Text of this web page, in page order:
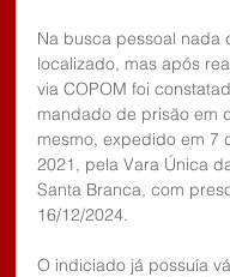
Na busca pessoal nada
localizado, mas após
via COPOM foi
mandado de prisão em
mesmo, expedido em 7
2021, pela Vara Única
Santa Branca, com
16/12/2024.
O indiciado já possuía